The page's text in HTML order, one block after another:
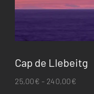
Cap de Llebeitg
25,00€ - 240,00€